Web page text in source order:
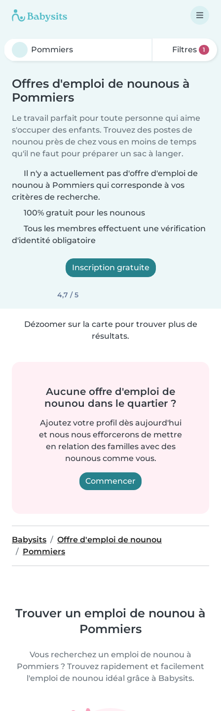
Filtres 1
Offres d'emploi de nounous à
Pommiers
Le travail parfait pour toute personne qui aime
s'occuper des enfants. Trouvez des postes de
nounou près de chez vous en moins de temps
qu'il ne faut pour préparer un sac à langer.
Il n'y a actuellement pas d'offre d'emploi de
nounou à Pommiers qui corresponde à vos
critères de recherche.
100% gratuit pour les nounous
Tous les membres effectuent une vérification
d'identité obligatoire
Inscription gratuite
4,7 / 5
Dézoomer sur la carte pour trouver plus de
résultats.
Aucune offre d'emploi de
nounou dans le quartier ?
Ajoutez votre profil dès aujourd'hui
et nous nous efforcerons de mettre
en relation des familles avec des
nounous comme vous.
Commencer
Babysits
Offre d'emploi de nounou
Pommiers
Trouver un emploi de nounou à
Pommiers
Vous recherchez un emploi de nounou à
Pommiers ? Trouvez rapidement et facilement
l'emploi de nounou idéal grâce à Babysits.